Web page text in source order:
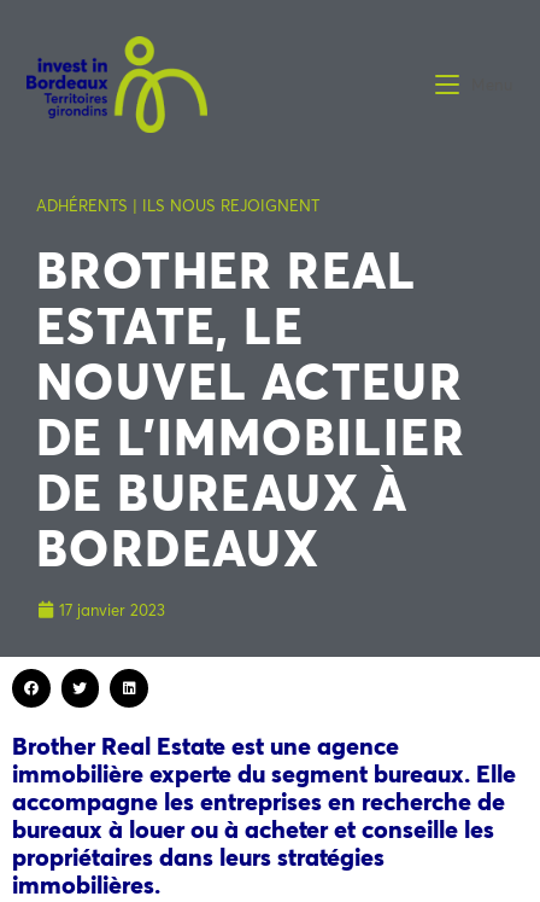
ADHÉRENTS | ILS NOUS REJOIGNENT
BROTHER REAL
ESTATE, LE
NOUVEL ACTEUR
DE L’IMMOBILIER
DE BUREAUX À
BORDEAUX
17 janvier 2023
Brother Real Estate est une agence
immobilière experte du segment bureaux. Elle
accompagne les entreprises en recherche de
bureaux à louer ou à acheter et conseille les
propriétaires dans leurs stratégies
immobilières.